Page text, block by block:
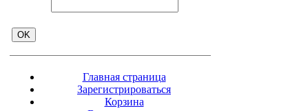
Главная страница
Зарегистрироваться
Корзина